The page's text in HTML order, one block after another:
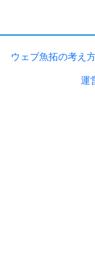
ウェブ魚拓の考え
運